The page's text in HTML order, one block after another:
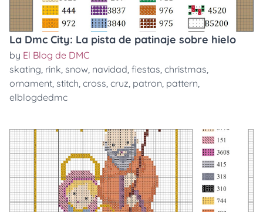
La Dmc City: La pista de patinaje sobre hielo
by El Blog de DMC
skating, rink, snow, navidad, fiestas, christmas,
ornament, stitch, cross, cruz, patron, pattern,
elblogdedmc